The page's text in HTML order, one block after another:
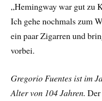
„Hemingway war gut zu
Ich gehe nochmals zum
ein paar Zigarren und
vorbei.
Gregorio Fuentes ist im
Alter von 104 Jahren.